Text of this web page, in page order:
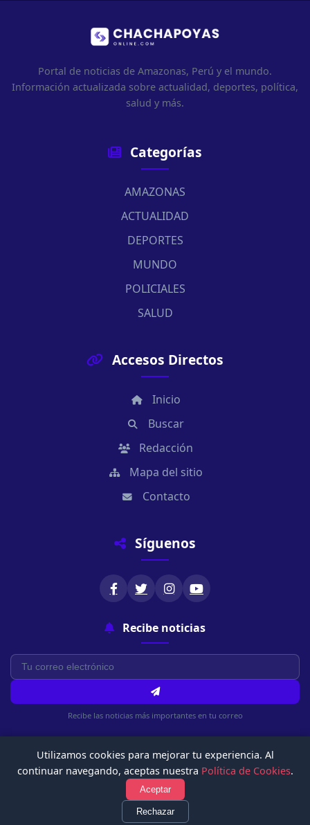
Portal de noticias de Amazonas, Perú y el mundo.
Información actualizada sobre actualidad, deportes, política,
salud y más.
Categorías
AMAZONAS
ACTUALIDAD
DEPORTES
MUNDO
POLICIALES
SALUD
Accesos Directos
Inicio
Buscar
Redacción
Mapa del sitio
Contacto
Síguenos
Recibe noticias
Recibe las noticias más importantes en tu correo
© 2026 Chachapoyasonline.Com. Todos los derechos reservados.
Términos de Uso
Utilizamos cookies para mejorar tu experiencia. Al
continuar navegando, aceptas nuestra Política de Cookies.
Aceptar
Rechazar